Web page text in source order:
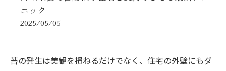
ニック
2025/05/05
苔の発生は美観を損ねるだけでなく、住宅の外壁にもダ